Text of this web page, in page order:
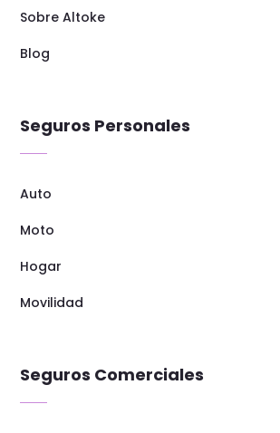
Sobre Altoke
Blog
Seguros Personales
Auto
Moto
Hogar
Movilidad
Seguros Comerciales